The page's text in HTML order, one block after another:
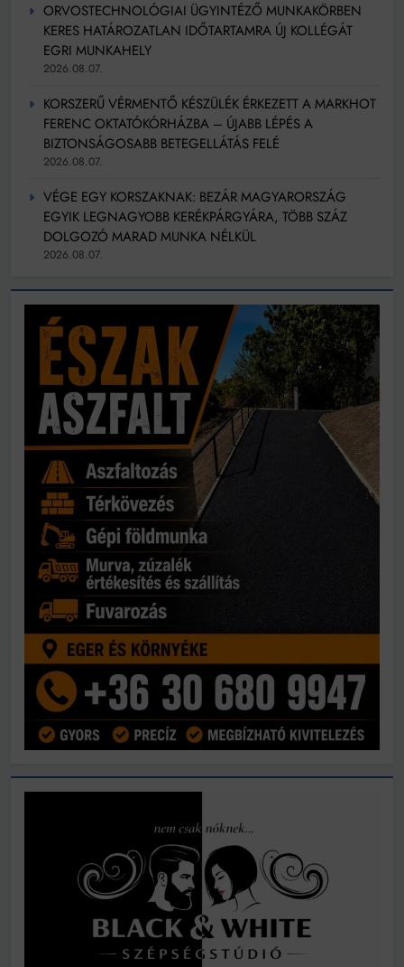
ORVOSTECHNOLÓGIAI ÜGYINTÉZŐ MUNKAKÖRBEN
KERES HATÁROZATLAN IDŐTARTAMRA ÚJ KOLLÉGÁT
EGRI MUNKAHELY
2026.08.07.
KORSZERŰ VÉRMENTŐ KÉSZÜLÉK ÉRKEZETT A MARKHOT
FERENC OKTATÓKÓRHÁZBA – ÚJABB LÉPÉS A
BIZTONSÁGOSABB BETEGELLÁTÁS FELÉ
2026.08.07.
VÉGE EGY KORSZAKNAK: BEZÁR MAGYARORSZÁG
EGYIK LEGNAGYOBB KERÉKPÁRGYÁRA, TÖBB SZÁZ
DOLGOZÓ MARAD MUNKA NÉLKÜL
2026.08.07.